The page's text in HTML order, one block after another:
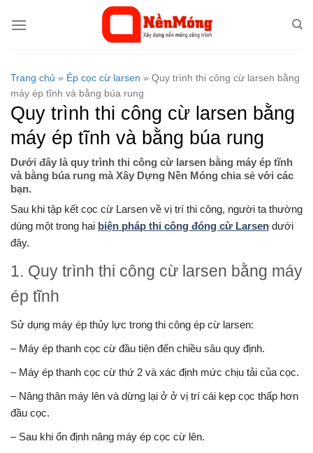
qua
Trang chủ » Ép cọc cừ larsen » Quy trình thi công cừ larsen bằng
máy ép tĩnh và bằng búa rung
Quy trình thi công cừ larsen bằng
máy ép tĩnh và bằng búa rung
Dưới đây là quy trình thi công cừ larsen bằng máy ép tĩnh
và bằng búa rung mà Xây Dựng Nền Móng chia sẻ với các
bạn.
Sau khi tập kết cọc cừ Larsen về vị trí thi công, người ta thường
dùng một trong hai biện pháp thi công đóng cừ Larsen dưới
đây.
1. Quy trình thi công cừ larsen bằng máy
ép tĩnh
Sử dụng máy ép thủy lực trong thi công ép cừ larsen:
– Máy ép thanh cọc cừ đầu tiên đến chiều sâu quy định.
– Máy ép thanh cọc cừ thứ 2 và xác định mức chịu tải của cọc.
– Nâng thân máy lên và dừng lại ở ở vị trí cái kẹp cọc thấp hơn
đầu cọc.
– Sau khi ổn định nâng máy ép cọc cừ lên.